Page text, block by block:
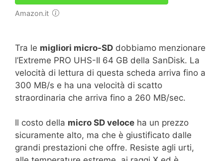
Amazon.it
Tra le migliori micro-SD dobbiamo menzionare
l’Extreme PRO UHS-II 64 GB della SanDisk. La
velocità di lettura di questa scheda arriva fino a
300 MB/s e ha una velocità di scatto
straordinaria che arriva fino a 260 MB/sec.
Il costo della micro SD veloce ha un prezzo
sicuramente alto, ma che è giustificato dalle
grandi prestazioni che offre. Resiste agli urti,